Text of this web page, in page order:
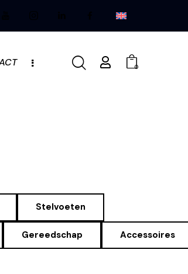
0
Stelvoeten
Gereedschap Accessoires